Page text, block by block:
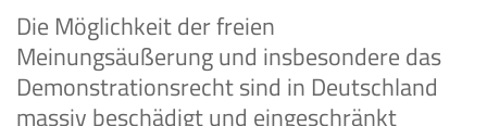
Die Möglichkeit der freien
Meinungsäußerung und insbesondere das
Demonstrationsrecht sind in Deutschland
massiv beschädigt und eingeschränkt